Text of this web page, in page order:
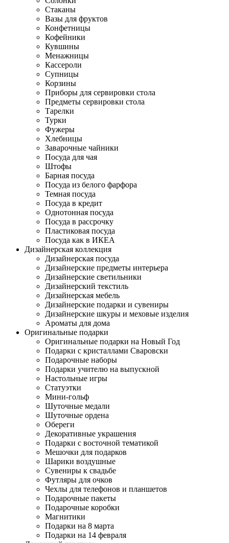
Стаканы
Вазы для фруктов
Конфетницы
Кофейники
Кувшины
Менажницы
Кассероли
Супницы
Корзины
Приборы для сервировки стола
Предметы сервировки стола
Тарелки
Турки
Фужеры
Хлебницы
Заварочные чайники
Посуда для чая
Штофы
Барная посуда
Посуда из белого фарфора
Темная посуда
Посуда в кредит
Однотонная посуда
Посуда в рассрочку
Пластиковая посуда
Посуда как в ИКЕА
Дизайнерская коллекция
Дизайнерская посуда
Дизайнерские предметы интерьера
Дизайнерские светильники
Дизайнерский текстиль
Дизайнерская мебель
Дизайнерские подарки и сувениры
Дизайнерские шкуры и меховые изделия
Ароматы для дома
Оригинальные подарки
Оригинальные подарки на Новый Год
Подарки с кристаллами Сваровски
Подарочные наборы
Подарки учителю на выпускной
Настольные игры
Статуэтки
Мини-гольф
Шуточные медали
Шуточные ордена
Обереги
Декоративные украшения
Подарки с восточной тематикой
Мешочки для подарков
Шарики воздушные
Сувениры к свадьбе
Футляры для очков
Чехлы для телефонов и планшетов
Подарочные пакеты
Подарочные коробки
Магнитики
Подарки на 8 марта
Подарки на 14 февраля